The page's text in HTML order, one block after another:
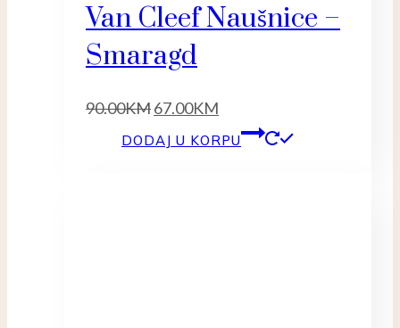
Van Cleef Naušnice –
Smaragd
90.00KMOriginal
price
67.00KM
price
DODAJ U KORPU